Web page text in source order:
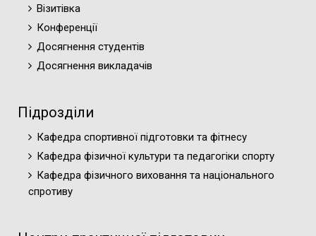
Візитівка
Конференції
Досягнення студентів
Досягнення викладачів
Підрозділи
Кафедра спортивної підготовки та фітнесу
Кафедра фізичної культури та педагогіки спорту
Кафедра фізичного виховання та національного
спротиву